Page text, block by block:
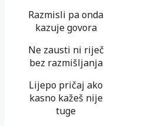
Razmisli pa onda
kazuje govora
Ne zausti ni riječ
bez razmišljanja
Lijepo pričaj ako
kasno kažeš nije
tuge